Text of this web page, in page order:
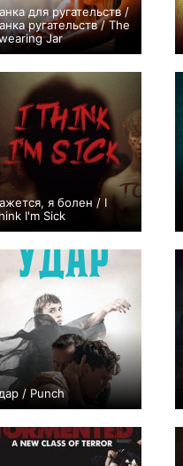
для ругательств /
ругательств / The
Jar
0
я болен / I
I'm Sick
0
/ Punch
+2